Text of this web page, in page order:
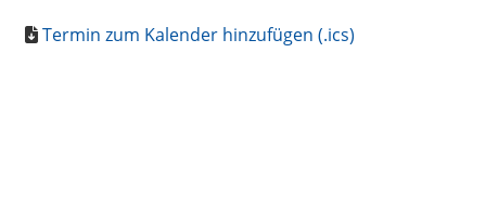
Termin zum Kalender hinzufügen (.ics)